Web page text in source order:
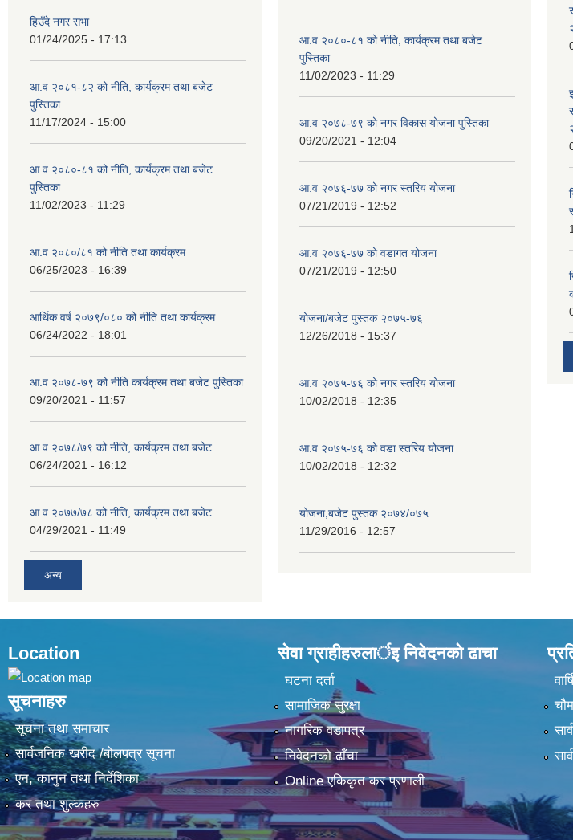
हिउँदे नगर सभा
01/24/2025 - 17:13
आ.व २०८१-८२ को नीति, कार्यक्रम तथा बजेट
पुस्तिका
11/17/2024 - 15:00
आ.व २०८०-८१ को नीति, कार्यक्रम तथा बजेट
पुस्तिका
11/02/2023 - 11:29
आ.व २०८०/८१ को नीति तथा कार्यक्रम
06/25/2023 - 16:39
आर्थिक वर्ष २०७९/०८० को नीति तथा कार्यक्रम
06/24/2022 - 18:01
आ.व २०७८-७९ को नीति कार्यक्रम तथा बजेट पुस्तिका
09/20/2021 - 11:57
आ.व २०७८/७९ को नीति, कार्यक्रम तथा बजेट
06/24/2021 - 16:12
आ.व २०७७/७८ को नीति, कार्यक्रम तथा बजेट
04/29/2021 - 11:49
अन्य
आ.व २०८०-८१ को नीति, कार्यक्रम तथा बजेट
पुस्तिका
11/02/2023 - 11:29
आ.व २०७८-७९ को नगर विकास योजना पुस्तिका
09/20/2021 - 12:04
आ.व २०७६-७७ को नगर स्तरिय योजना
07/21/2019 - 12:52
आ.व २०७६-७७ को वडागत योजना
07/21/2019 - 12:50
योजना/बजेट पुस्तक २०७५-७६
12/26/2018 - 15:37
आ.व २०७५-७६ को नगर स्तरिय योजना
10/02/2018 - 12:35
आ.व २०७५-७६ को वडा स्तरिय योजना
10/02/2018 - 12:32
योजना,बजेट पुस्तक २०७४/०७५
11/29/2016 - 12:57
Location
सूचनाहरु
सूचना तथा समाचार
सार्वजनिक खरीद /बोलपत्र सूचना
एन, कानुन तथा निर्देशिका
कर तथा शुल्कहरु
सेवा ग्राहीहरुलार्इ निवेदनकाे ढा‍चा
घटना दर्ता
सामाजिक सुरक्षा
नागरिक वडापत्र
निवेदनको ढाँचा
Online एकिकृत कर प्रणाली